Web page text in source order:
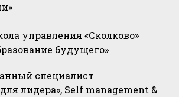
управления «Сколково»
будущего»
специалист
лидера», Self management &